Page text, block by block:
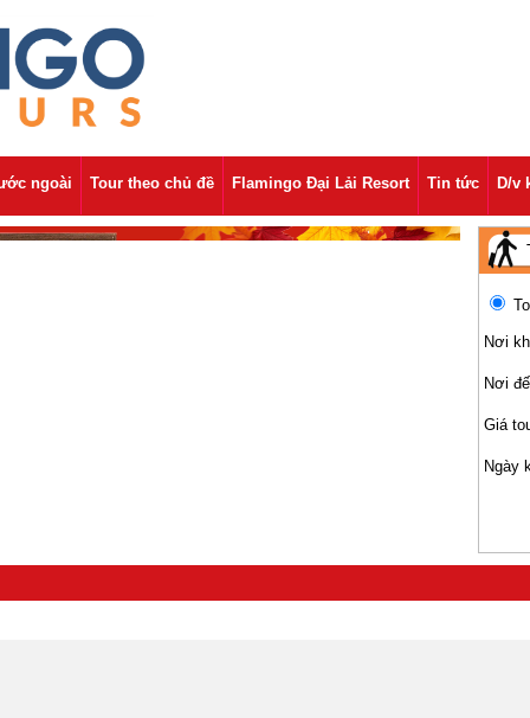
ngoài Tour theo chủ đề Flamingo Đại Lải Resort Tin tức D/v
Nơi
Nơi
Giá
Ngày